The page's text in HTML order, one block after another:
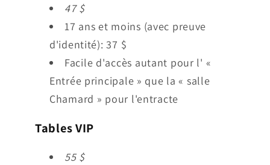
47 $
17 ans et moins (avec preuve
d'identité): 37 $
Facile d'accès autant pour l' «
Entrée principale » que la « salle
Chamard » pour l'entracte
Tables VIP
55 $